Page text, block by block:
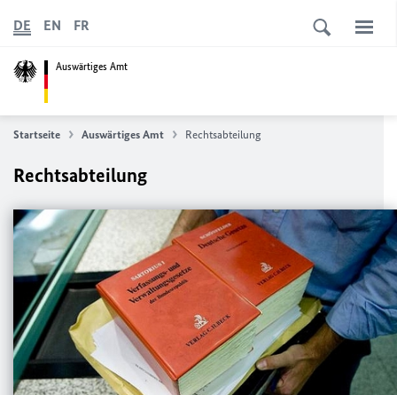
Auswärtiges Amt
DE EN FR
Startseite Auswärtiges Amt Rechtsabteilung
Rechtsabteilung